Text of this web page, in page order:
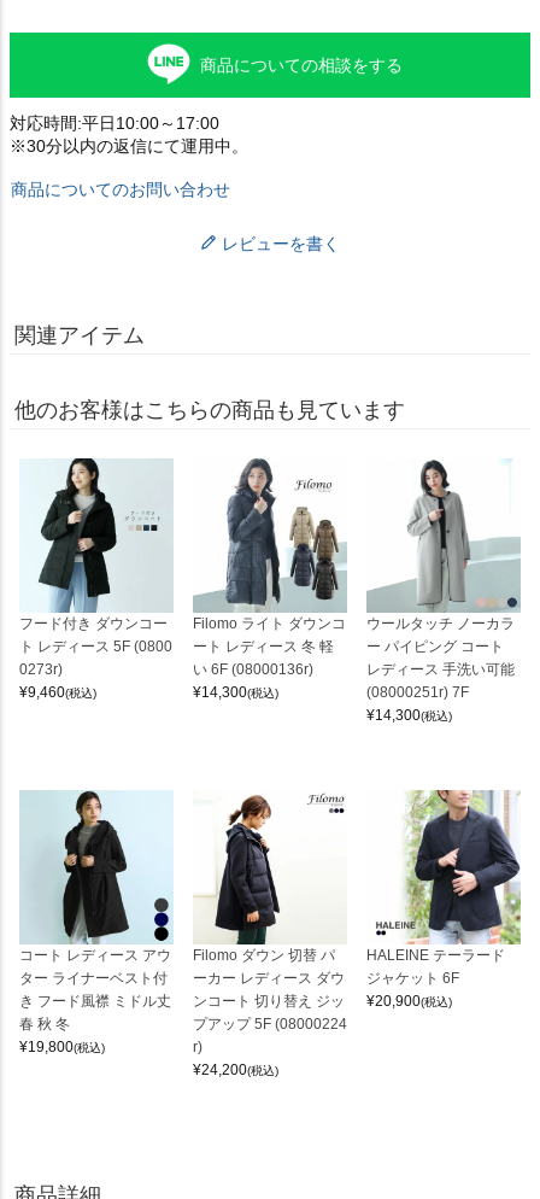
商品についての相談をする
対応時間:平日10:00～17:00
※30分以内の返信にて運用中。
商品についてのお問い合わせ
レビューを書く
関連アイテム
他のお客様はこちらの商品も見ています
フード付き ダウンコー
ト レディース 5F (0800
0273r)
¥9,460(税込)
Filomo ライト ダウンコ
ート レディース 冬 軽
い 6F (08000136r)
¥14,300(税込)
ウールタッチ ノーカラ
ー パイピング コート
レディース 手洗い可能
(08000251r) 7F
¥14,300(税込)
コート レディース アウ
ター ライナーベスト付
き フード風襟 ミドル丈
春 秋 冬
¥19,800(税込)
Filomo ダウン 切替 パ
ーカー レディース ダウ
ンコート 切り替え ジッ
プアップ 5F (08000224
r)
¥24,200(税込)
HALEINE テーラード
ジャケット 6F
¥20,900(税込)